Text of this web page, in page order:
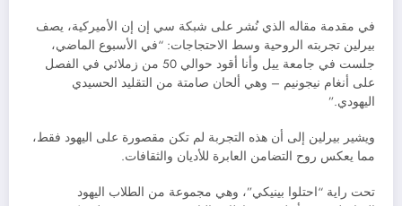
في مقدمة مقاله الذي نُشر على شبكة سي إن إن الأميركية، يصف
بيرلين تجربته الروحية وسط الاحتجاجات: “في الأسبوع الماضي،
جلست في جامعة ييل وأنا أقود حوالي 50 من زملائي في الفصل
على أنغام نيجونيم – وهي ألحان صامتة من التقليد الحسيدي
اليهودي.”
ويشير بيرلين إلى أن هذه التجربة لم تكن مقصورة على اليهود فقط،
مما يعكس روح التضامن العابرة للأديان والثقافات.
تحت راية “احتلوا بينيكي”، وهي مجموعة من الطلاب اليهود